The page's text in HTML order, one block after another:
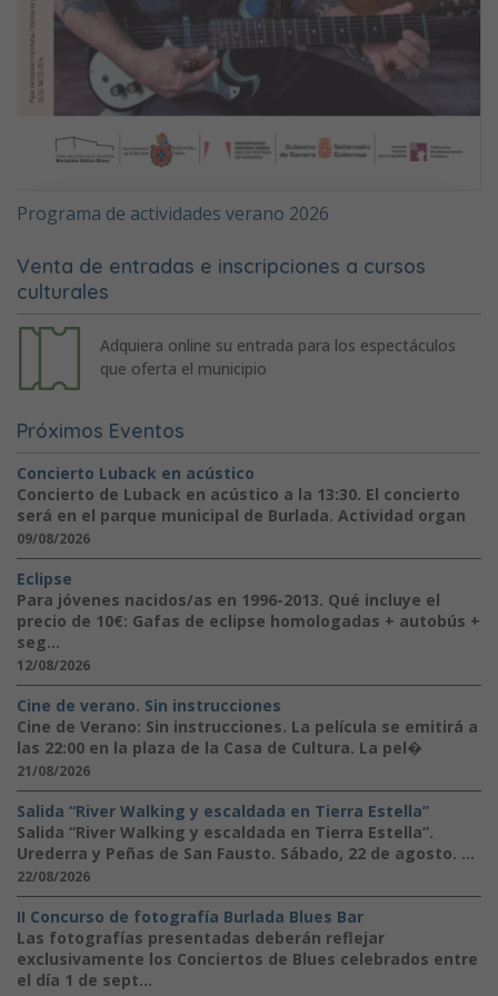
Programa de actividades verano 2026
Venta de entradas e inscripciones a cursos
culturales
Adquiera online su entrada para los espectáculos
que oferta el municipio
Próximos Eventos
Concierto Luback en acústico
Concierto de Luback en acústico a la 13:30. El concierto
será en el parque municipal de Burlada. Actividad organ
09/08/2026
Eclipse
Para jóvenes nacidos/as en 1996-2013. Qué incluye el
precio de 10€: Gafas de eclipse homologadas + autobús +
seg...
12/08/2026
Cine de verano. Sin instrucciones
Cine de Verano: Sin instrucciones. La película se emitirá a
las 22:00 en la plaza de la Casa de Cultura. La pel�
21/08/2026
Salida “River Walking y escaldada en Tierra Estella”
Salida “River Walking y escaldada en Tierra Estella”.
Urederra y Peñas de San Fausto. Sábado, 22 de agosto. ...
22/08/2026
II Concurso de fotografía Burlada Blues Bar
Las fotografías presentadas deberán reflejar
exclusivamente los Conciertos de Blues celebrados entre
el día 1 de sept...